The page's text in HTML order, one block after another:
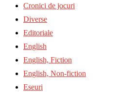
Cronici de jocuri
Diverse
Editoriale
English
English, Fiction
English, Non-fiction
Eseuri